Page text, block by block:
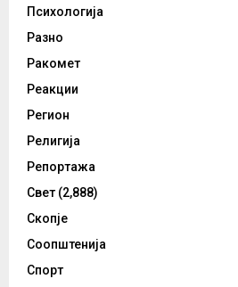
Психологија
Разно
Ракомет
Реакции
Регион
Религија
Репортажа
Свет (2,888)
Скопје
Соопштенија
Спорт